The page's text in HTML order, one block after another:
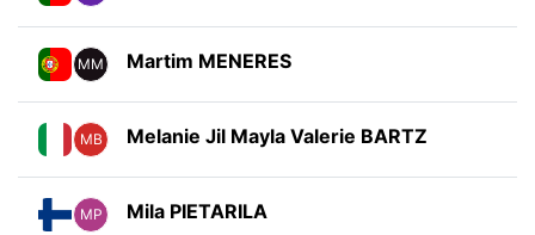
MM Martim MENERES
MB Melanie Jil Mayla Valerie BARTZ
MP Mila PIETARILA